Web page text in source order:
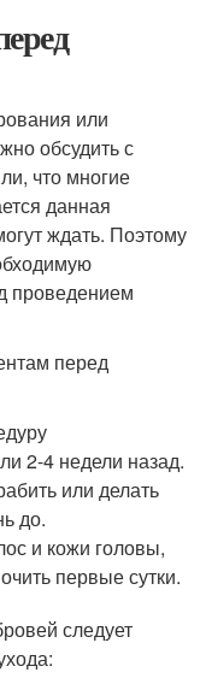
или
обсудить с
что многие
данная
ждать. Поэтому
проведением
перед
2-4 недели назад.
или делать
до.
и кожи головы,
первые сутки.
следует